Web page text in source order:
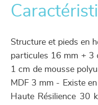
Structure et pieds en
particules 16 mm + 3
1 cm de mousse
MDF 3 mm - Existe
Haute Résilience 30